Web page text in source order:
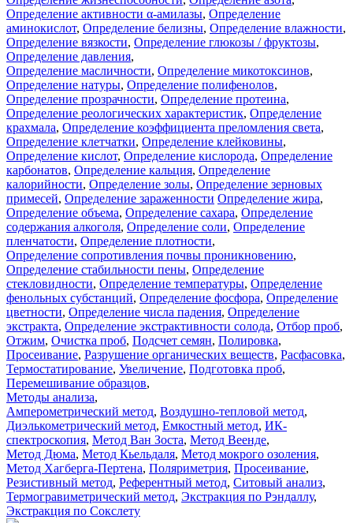
Определение активности α-амилазы, Определение
аминокислот, Определение белизны, Определение влажности,
Определение вязкости, Определение глюкозы / фруктозы,
Определение давления,
Определение масличности, Определение микотоксинов,
Определение натуры, Определение полифенолов,
Определение прозрачности, Определение протеина,
Определение реологических характеристик, Определение
крахмала, Определение коэффициента преломления света,
Определение клетчатки, Определение клейковины,
Определение кислот, Определение кислорода, Определение
карбонатов, Определение кальция, Определение
калорийности, Определение золы, Определение зерновых
примесей, Определение зараженности Определение жира,
Определение объема, Определение сахара, Определение
содержания алкоголя, Определение соли, Определение
пленчатости, Определение плотности,
Определение сопротивления почвы проникновению,
Определение стабильности пены, Определение
стекловидности, Определение температуры, Определение
фенольных субстанций, Определение фосфора, Определение
цветности, Определение числа падения, Определение
экстракта, Определение экстрактивности солода, Отбор проб,
Отжим, Очистка проб, Подсчет семян, Полировка,
Просеивание, Разрушение органических веществ, Расфасовка,
Термостатирование, Увеличение, Подготовка проб,
Перемешивание образцов,
Методы анализа,
Амперометрический метод, Воздушно-тепловой метод,
Диэлькометрический метод, Емкостный метод, ИК-
спектроскопия, Метод Ван Зоста, Метод Веенде,
Метод Дюма, Метод Кьельдаля, Метод мокрого озоления,
Метод Хагберга-Пертена, Поляриметрия, Просеивание,
Резистивный метод, Референтный метод, Ситовый анализ,
Термогравиметрический метод, Экстракция по Рэндаллу,
Экстракция по Сокслету